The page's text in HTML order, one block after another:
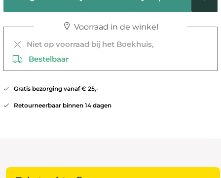
Voorraad in de winkel
Niet op voorraad bij het Boekhuis,
Bestelbaar
Gratis bezorging vanaf € 25,-
Retourneerbaar binnen 14 dagen